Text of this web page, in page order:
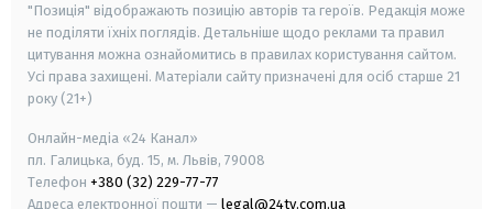
"Позиція" відображають позицію авторів та героїв. Редакція може
не поділяти їхніх поглядів. Детальніше щодо реклами та правил
цитування можна ознайомитись в правилах користування сайтом.
Усі права захищені. Матеріали сайту призначені для осіб старше 21
року (21+)
Онлайн-медіа «24 Канал»
пл. Галицька, буд. 15, м. Львів, 79008
Телефон +380 (32) 229-77-77
Адреса електронної пошти — legal@24tv.com.ua